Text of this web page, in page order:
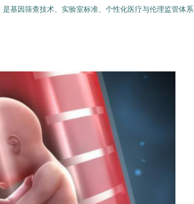
基因筛查技术、实验室标准、个性化医疗与伦理监管体